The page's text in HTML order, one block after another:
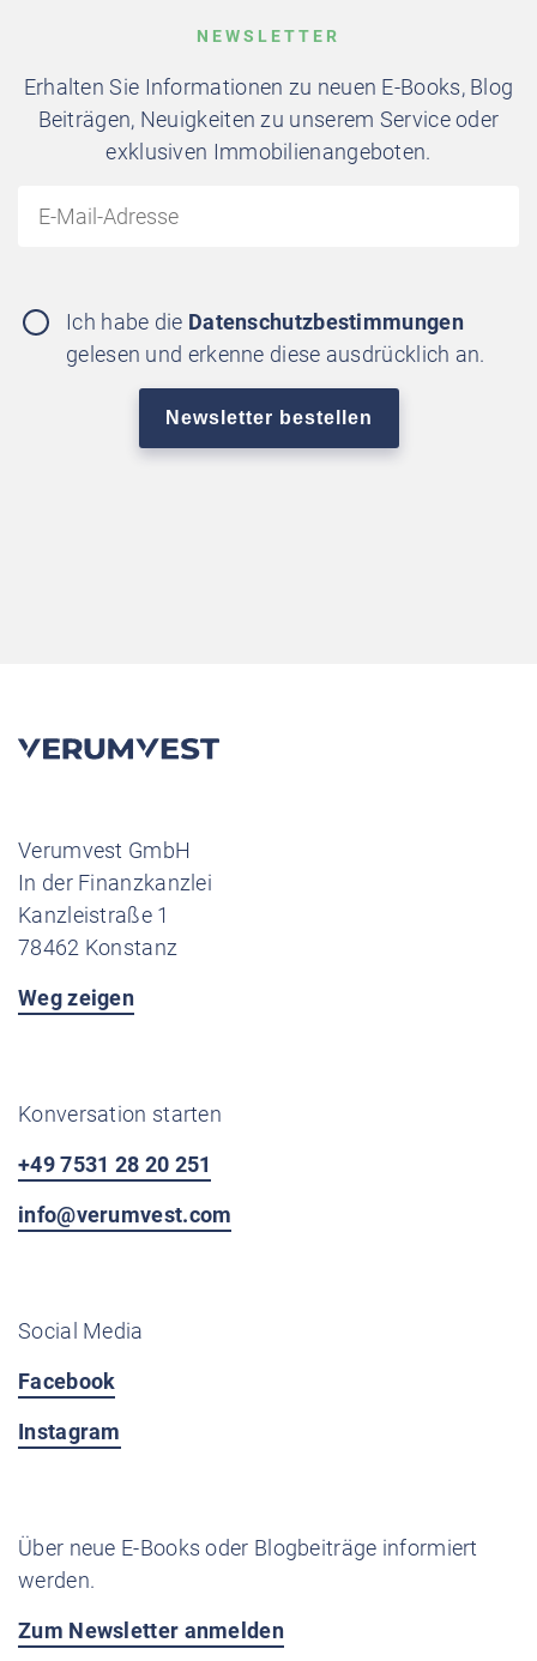
NEWSLETTER
Erhalten Sie Informationen zu neuen E-Books, Blog
Beiträgen, Neuigkeiten zu unserem Service oder
exklusiven Immobilienangeboten.
Ich habe die Datenschutzbestimmungen
gelesen und erkenne diese ausdrücklich an.
Verumvest GmbH
In der Finanzkanzlei
Kanzleistraße 1
78462 Konstanz
Weg zeigen
Konversation starten
+49 7531 28 20 251
info@verumvest.com
Social Media
Facebook
Instagram
Über neue E-Books oder Blogbeiträge informiert
werden.
Zum Newsletter anmelden